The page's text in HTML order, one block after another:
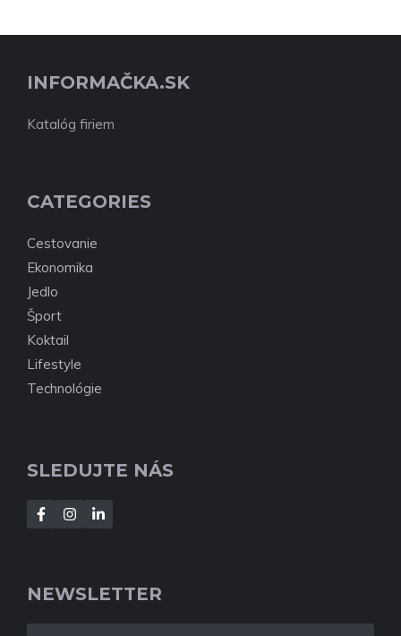
INFORMAČKA.SK
Katalóg firiem
CATEGORIES
Cestovanie
Ekonomika
Jedlo
Šport
Koktail
Lifestyle
Technológie
SLEDUJTE NÁS
NEWSLETTER